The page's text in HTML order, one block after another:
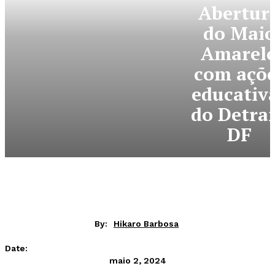
do Maio
com
do
DF
By: Hikaro Barbosa
Date:
maio 2, 2024